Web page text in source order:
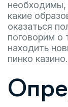
необходимы,
какие
оказаться
поговорим о
находить
пинко казино.